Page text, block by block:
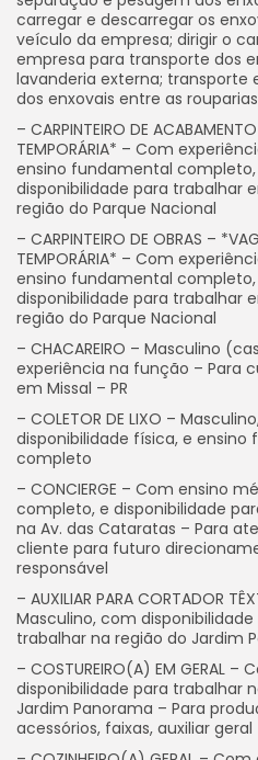
carregar e descarregar os
veículo da empresa; dirigir o
empresa para transporte dos
lavanderia externa; transporte
dos enxovais entre as
– CARPINTEIRO DE
TEMPORÁRIA* – Com
ensino fundamental completo,
disponibilidade para trabalhar
região do Parque Nacional
– CARPINTEIRO DE OBRAS –
TEMPORÁRIA* – Com
ensino fundamental completo,
disponibilidade para trabalhar
região do Parque Nacional
– CHACAREIRO – Masculino
experiência na função – Para
em Missal – PR
– COLETOR DE LIXO –
disponibilidade física, e ensino
completo
– CONCIERGE – Com ensino
completo, e disponibilidade
na Av. das Cataratas – Para
cliente para futuro
responsável
– AUXILIAR PARA CORTADOR
Masculino, com disponibilidade
trabalhar na região do Jardim
– COSTUREIRO(A) EM GERAL –
disponibilidade para trabalhar
Jardim Panorama – Para
acessórios, faixas, auxiliar geral